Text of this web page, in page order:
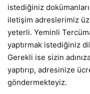
istediğiniz
iletişim adreslerimiz
yeterli. Yeminli
yaptırmak istediğiniz
Gerekli ise sizin
yaptırıp, adresinize
göndermekteyiz.